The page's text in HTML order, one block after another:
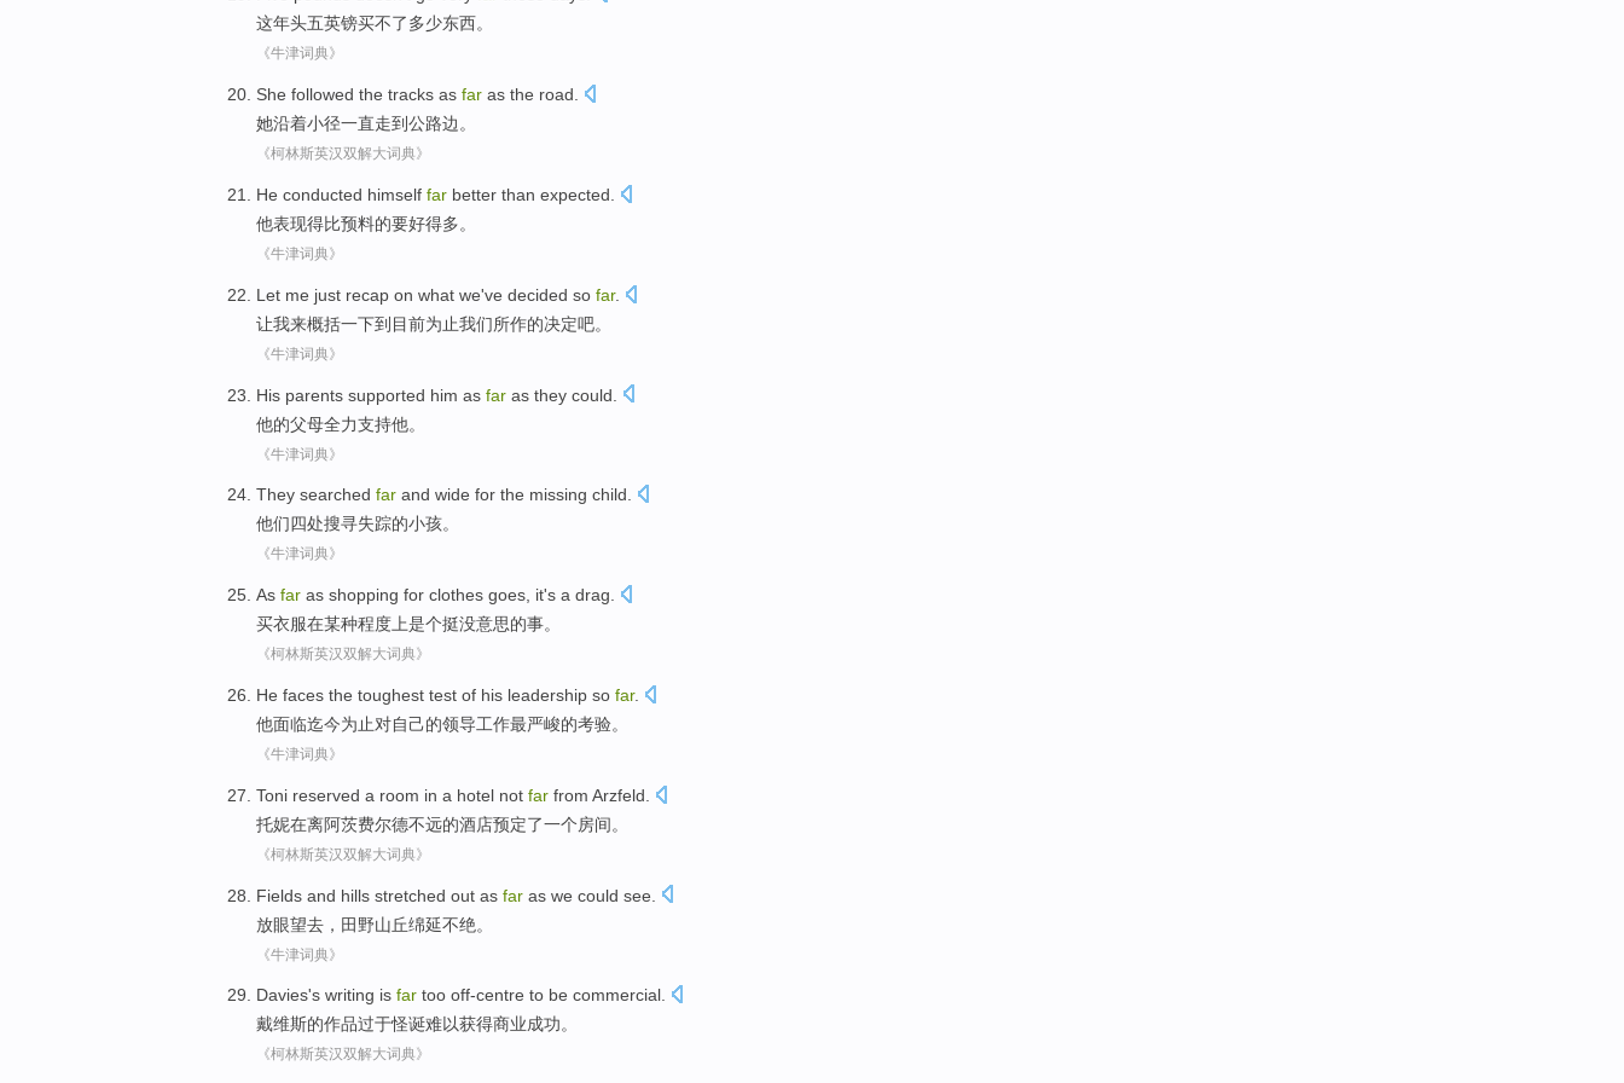
这年头五英镑买不了多少东西。
《牛津词典》
She followed the tracks as far as the road
她沿着小径一直走到公路边。
《柯林斯英汉双解大词典》
He conducted himself far better than expected
他表现得比预料的要好得多。
《牛津词典》
Let me just recap on what we've decided so far.
让我来概括一下到目前为止我们所作的决定吧。
《牛津词典》
His parents supported him as far as they could.
他的父母全力支持他。
《牛津词典》
They searched far and wide for the missing child.
他们四处搜寻失踪的小孩。
《牛津词典》
As far as shopping for clothes goes , it's a drag
买衣服在某种程度 上是个挺没意思的事。
《柯林斯英汉双解大词典》
He faces the toughest test of his leadership so far.
他面临迄今为止对自己的领导工作最严峻的考验。
《牛津词典》
Toni reserved a room in a hotel not far from Arzfeld
托妮在离阿茨费尔德不远的酒店预定了一个房间。
《柯林斯英汉双解大词典》
Fields and hills stretched out as far as we could see.
放眼望去， 田野山丘绵延不绝。
《牛津词典》
Davies's writing is far too off-centre to be commercial.
戴维斯的作品过于怪诞难以获得商业成功。
《柯林斯英汉双解大词典》